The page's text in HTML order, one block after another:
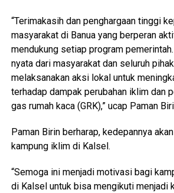
“Terimakasih dan penghargaan tinggi
masyarakat di Banua yang berperan
mendukung setiap program
nyata dari masyarakat dan seluruh
melaksanakan aksi lokal untuk
terhadap dampak perubahan iklim dan
gas rumah kaca (GRK),” ucap Paman
Paman Birin berharap, kedepannya
kampung iklim di Kalsel.
“Semoga ini menjadi motivasi bagi
di Kalsel untuk bisa mengikuti menjadi